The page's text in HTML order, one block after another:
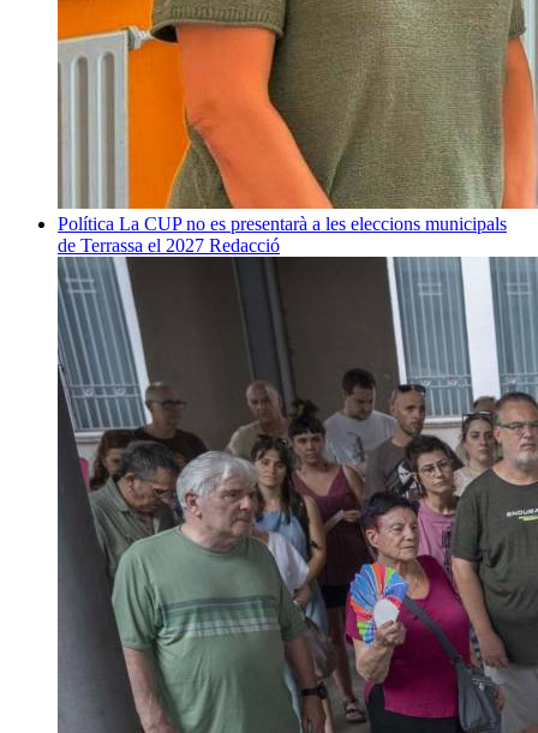
Política La CUP no es presentarà a les eleccions municipals
de Terrassa el 2027 Redacció